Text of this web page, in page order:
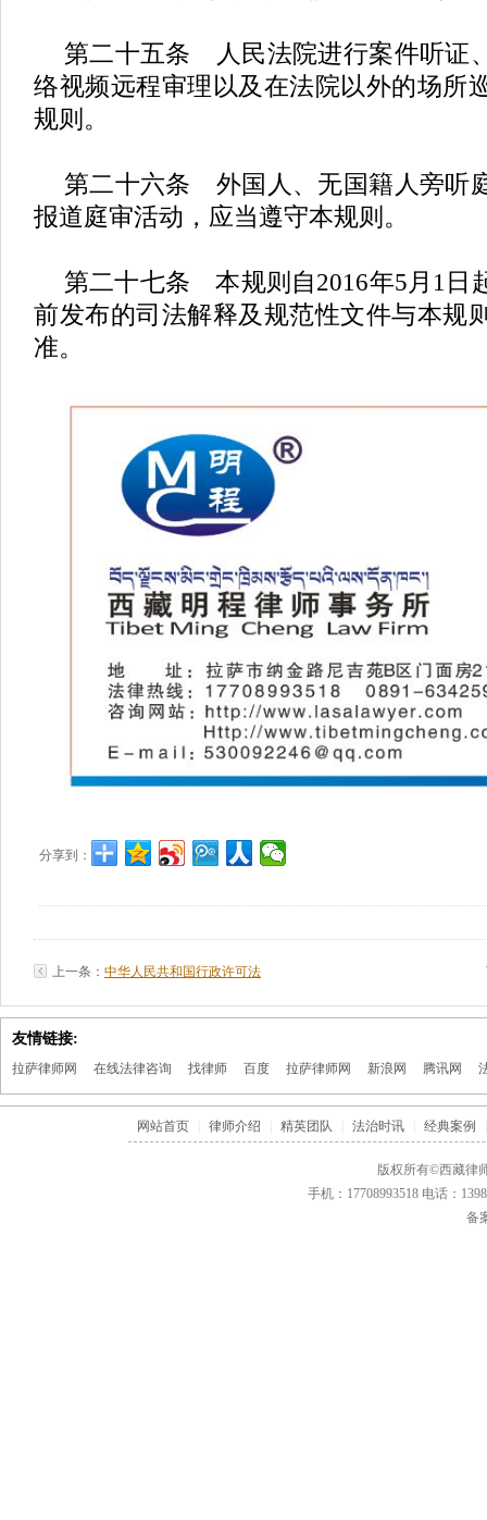
第二十五条 人民法院进行案件听证
络视频远程审理以及在法院以外的场所
规则。
第二十六条 外国人、无国籍人旁听
报道庭审活动，应当遵守本规则。
第二十七条 本规则自2016年5月1日
前发布的司法解释及规范性文件与本规
准。
分享到：
上一条： 中华人民共和国行政许可法
友情链接:
拉萨律师网 在线法律咨询 找律师 百度 拉萨律师网 新浪网 腾讯网
网站首页 律师介绍 精英团队 法治时讯 经典案例
版权所有©西藏律
手机：17708993518 电话：
备